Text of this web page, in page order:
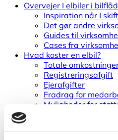
Overvejer I elbiler i
Inspiration når I
Det gør andre
Guides til
Cases fra
Hvad koster en elbil?
Totale
Registreringsafgift
Ejerafgifter
Fradrag for
Muligheder for
Sæt strøm til jeres bilflåde
Opsæt
Ladestandere i